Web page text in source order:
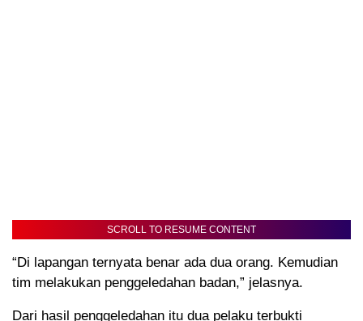
SCROLL TO RESUME CONTENT
“Di lapangan ternyata benar ada dua orang. Kemudian
tim melakukan penggeledahan badan,” jelasnya.
Dari hasil penggeledahan itu dua pelaku terbukti